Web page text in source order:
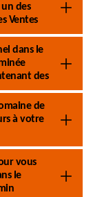
des
Ventes
dans le
des
de
à votre
vous
le